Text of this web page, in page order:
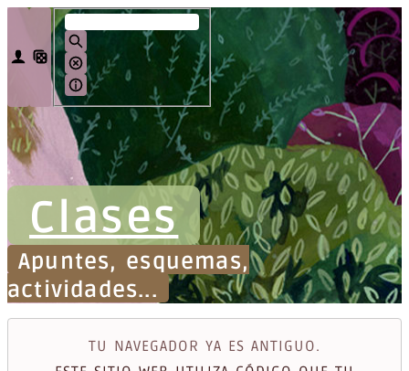
Clases
Apuntes, esquemas,
actividades...
TU NAVEGADOR YA ES ANTIGUO.